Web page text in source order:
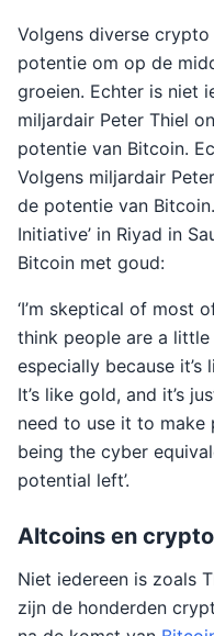
Volgens diverse
potentie om op de
groeien. Echter is niet
miljardair Peter Thiel
potentie van Bitcoin.
Volgens miljardair
de potentie van
Initiative’ in Riyad in
Bitcoin met goud:
‘I’m skeptical of most
think people are a
especially because
It’s like gold, and it’s
need to use it to make
being the cyber
potential left’.
Altcoins en
Niet iedereen is zoals
zijn de honderden